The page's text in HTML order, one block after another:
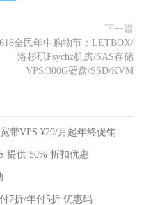
下一篇
618全民年中购物节：LETBOX/
洛杉矶Psychz机房/SAS存储
VPS/300G硬盘/SSD/KVM
带VPS ¥29/月起年终促销
提供 50% 折扣优惠
7折/年付5折 优惠码